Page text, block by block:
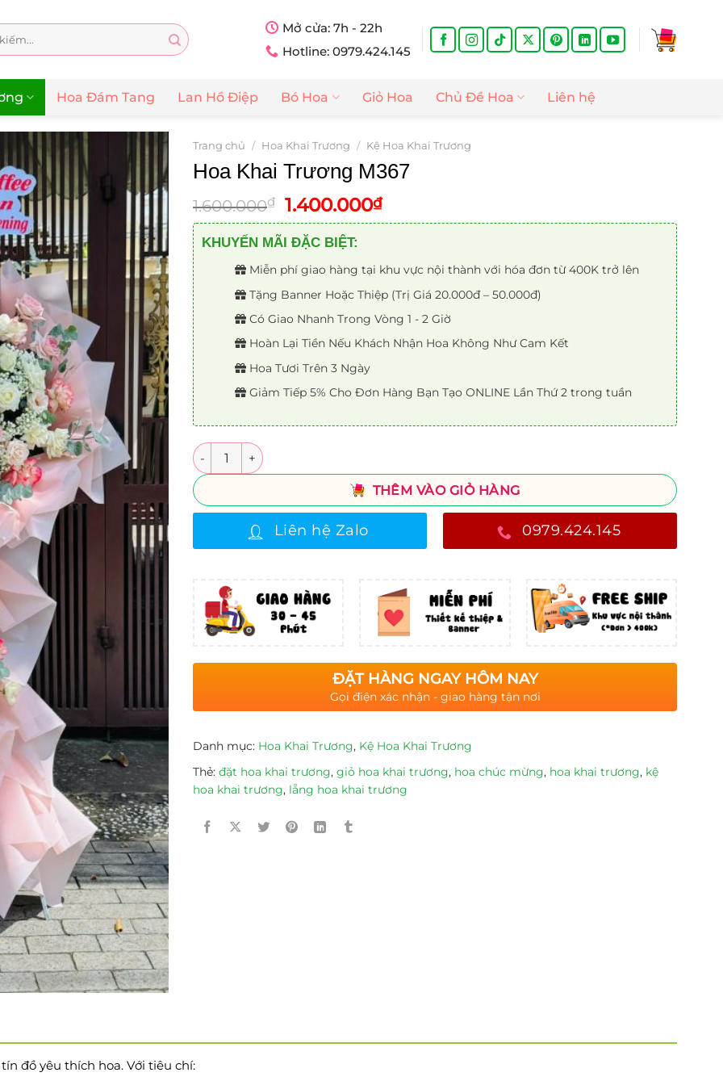
Mở cửa: 7h - 22h
Hotline: 0979.424.145
Hoa Đám Tang Lan Hồ Điệp Bó Hoa Giỏ Hoa Chủ Đề Hoa Liên hệ
Trang chủ / Hoa Khai Trương / Kệ Hoa Khai Trương
Hoa Khai Trương M367
1.600.000₫ Giá
gốc
là:
1.600.000₫.
1.400.000₫Giá
hiện
là:
1.400.000₫.
KHUYẾN MÃI ĐẶC BIỆT:
Miễn phí giao hàng tại khu vực nội thành với hóa đơn từ 400K trở lên
Tặng Banner Hoặc Thiệp (Trị Giá 20.000đ – 50.000đ)
Có Giao Nhanh Trong Vòng 1 - 2 Giờ
Hoàn Lại Tiền Nếu Khách Nhận Hoa Không Như Cam Kết
Hoa Tươi Trên 3 Ngày
Giảm Tiếp 5% Cho Đơn Hàng Bạn Tạo ONLINE Lần Thứ 2 trong tuần
Số lượng
THÊM VÀO GIỎ HÀNG
Liên hệ Zalo 0979.424.145
ĐẶT HÀNG NGAY HÔM NAY
Gọi điện xác nhận - giao hàng tận nơi
Danh mục: Hoa Khai Trương, Kệ Hoa Khai Trương
Thẻ: đặt hoa khai trương, giỏ hoa khai trương, hoa chúc mừng, hoa khai trương, kệ
hoa khai trương, lẵng hoa khai trương
đồ yêu thích hoa. Với tiêu chí: